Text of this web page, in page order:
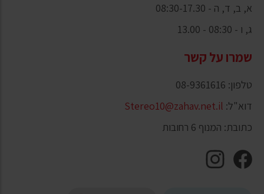
א, ב, ד, ה - 08:30-17.30
ג, ו - 08:30 - 13.00
שמרו על קשר
טלפון: 08-9361616
דוא"ל: Stereo10@zahav.net.il
כתובת: המנוף 6 רחובות